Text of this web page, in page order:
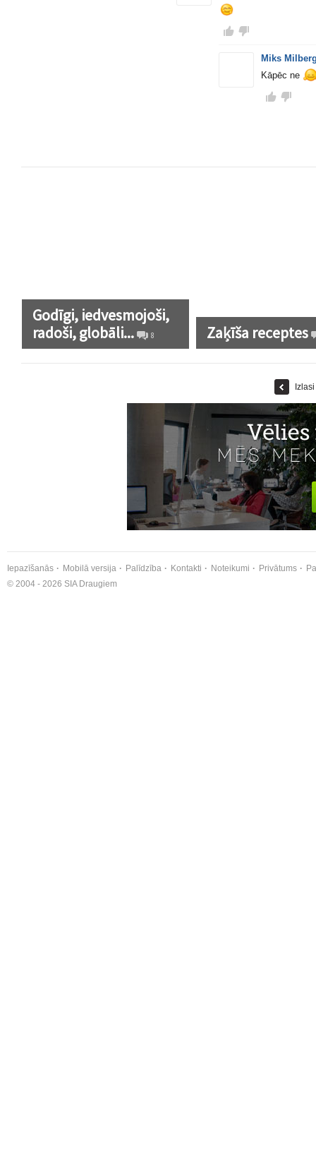
Miks
Kāpēc ne
Godīgi, iedvesmojoši,
radoši, globāli...
8 Zaķīša receptes
Izlasi
Iepazīšanās Mobilā versija Palīdzība Kontakti Noteikumi Privātums
© 2004 - 2026 SIA Draugiem